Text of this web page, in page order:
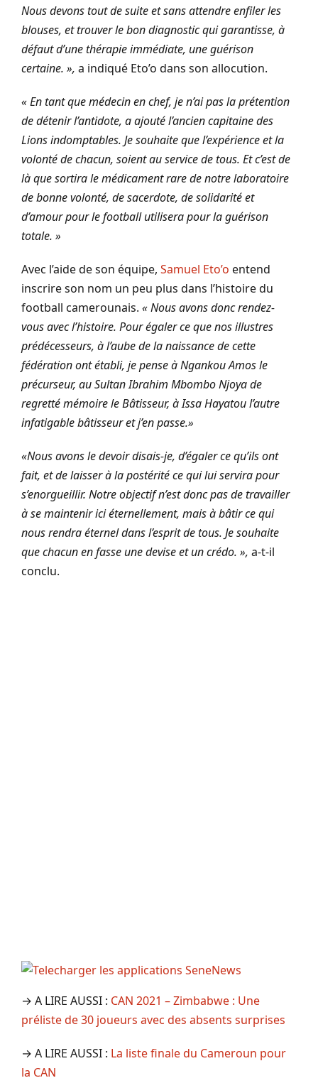
Nous devons tout de suite et sans attendre enfiler les
blouses, et trouver le bon diagnostic qui garantisse, à
défaut d’une thérapie immédiate, une guérison
certaine. », a indiqué Eto’o dans son allocution.
« En tant que médecin en chef, je n’ai pas la prétention
de détenir l’antidote, a ajouté l’ancien capitaine des
Lions indomptables. Je souhaite que l’expérience et la
volonté de chacun, soient au service de tous. Et c’est de
là que sortira le médicament rare de notre laboratoire
de bonne volonté, de sacerdote, de solidarité et
d’amour pour le football utilisera pour la guérison
totale. »
Avec l’aide de son équipe, Samuel Eto’o entend
inscrire son nom un peu plus dans l’histoire du
football camerounais. « Nous avons donc rendez-
vous avec l’histoire. Pour égaler ce que nos illustres
prédécesseurs, à l’aube de la naissance de cette
fédération ont établi, je pense à Ngankou Amos le
précurseur, au Sultan Ibrahim Mbombo Njoya de
regretté mémoire le Bâtisseur, à Issa Hayatou l’autre
infatigable bâtisseur et j’en passe.»
«Nous avons le devoir disais-je, d’égaler ce qu’ils ont
fait, et de laisser à la postérité ce qui lui servira pour
s’enorgueillir. Notre objectif n’est donc pas de travailler
à se maintenir ici éternellement, mais à bâtir ce qui
nous rendra éternel dans l’esprit de tous. Je souhaite
que chacun en fasse une devise et un crédo. », a-t-il
conclu.
→ A LIRE AUSSI : CAN 2021 – Zimbabwe : Une
préliste de 30 joueurs avec des absents surprises
→ A LIRE AUSSI : La liste finale du Cameroun pour
la CAN